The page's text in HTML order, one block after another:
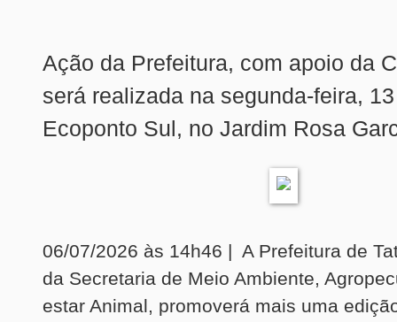
Ação da Prefeitura, com apoio da
será realizada na segunda-feira,
Ecoponto Sul, no Jardim Rosa
06/07/2026 às 14h46 | A Prefeitura de
da Secretaria de Meio Ambiente,
estar Animal, promoverá mais uma